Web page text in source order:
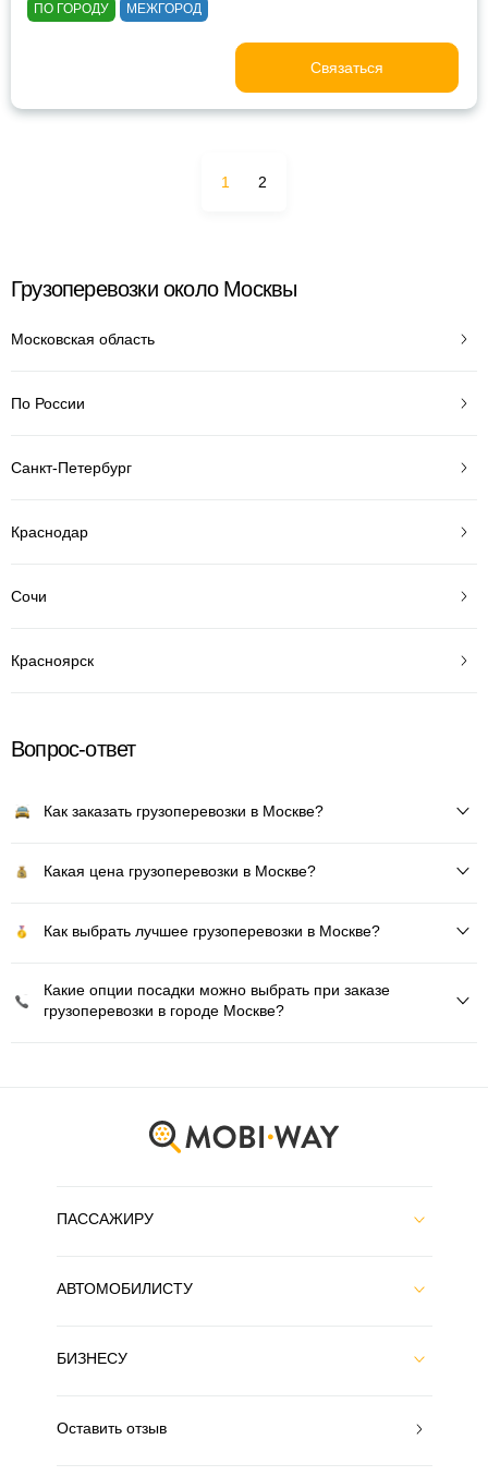
ПО ГОРОДУ МЕЖГОРОД
Связаться
1 2
Грузоперевозки около Москвы
Московская область
По России
Санкт-Петербург
Краснодар
Сочи
Красноярск
Вопрос-ответ
Как заказать грузоперевозки в Москве?
Какая цена грузоперевозки в Москве?
Как выбрать лучшее грузоперевозки в Москве?
Какие опции посадки можно выбрать при заказе
грузоперевозки в городе Москве?
ПАССАЖИРУ
АВТОМОБИЛИСТУ
БИЗНЕСУ
Оставить отзыв